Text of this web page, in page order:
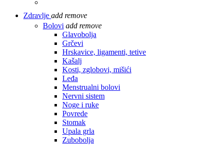
Zdravlje add remove
Bolovi add remove
Glavobolja
Grčevi
Hrskavice, ligamenti, tetive
Kašalj
Kosti, zglobovi, mišići
Leđa
Menstrualni bolovi
Nervni sistem
Noge i ruke
Povrede
Stomak
Upala grla
Zubobolja